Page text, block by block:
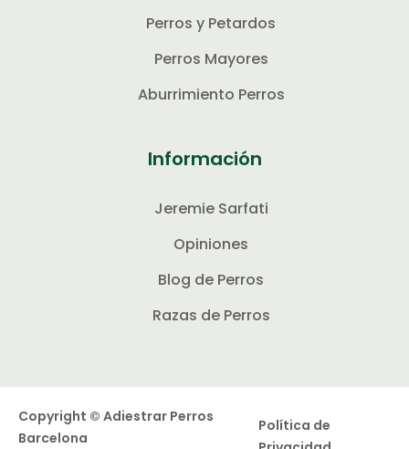
Perros y Petardos
Perros Mayores
Aburrimiento Perros
Información
Jeremie Sarfati
Opiniones
Blog de Perros
Razas de Perros
Copyright © Adiestrar Perros
Barcelona
Política de